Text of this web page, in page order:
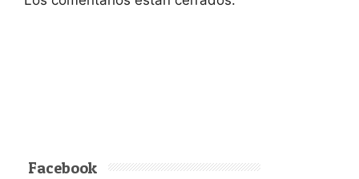
Facebook